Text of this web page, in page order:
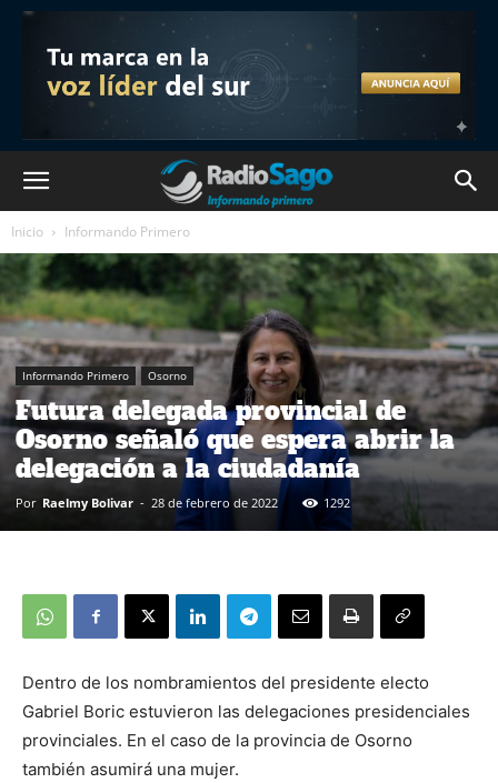
Inicio Informando Primero
Informando Primero Osorno
Futura delegada provincial de
Osorno señaló que espera abrir la
delegación a la ciudadanía
Por Raelmy Bolivar - 28 de febrero de 2022 1292
Dentro de los nombramientos del presidente electo
Gabriel Boric estuvieron las delegaciones presidenciales
provinciales. En el caso de la provincia de Osorno
también asumirá una mujer.